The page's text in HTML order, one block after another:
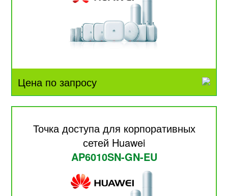
Цена по запросу
Точка доступа для корпоративных
сетей Huawei
AP6010SN-GN-EU